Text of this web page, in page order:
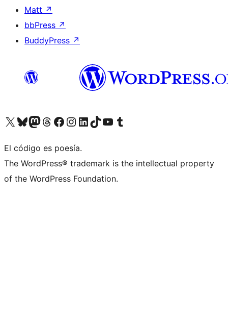
Matt ↗
bbPress ↗
BuddyPress ↗
Visita nuestra cuenta de X (anteriormente Twitter)
Visita nuestra cuenta de Bluesky
Visita nuestra cuenta de Mastodon
Visita nuestra cuenta de Threads
Visita nuestra página de Facebook
Visita nuestra cuenta de Instagram
Visita nuestra cuenta de LinkedIn
Visita nuestra cuenta de TikTok
Visita nuestro canal de YouTube
Visita nuestra cuenta de Tumblr
El código es poesía.
The WordPress® trademark is the intellectual property
of the WordPress Foundation.